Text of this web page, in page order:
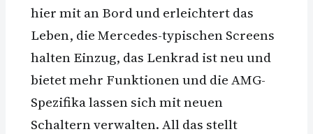
hier mit an Bord und erleichtert das
Leben, die Mercedes-typischen Screens
halten Einzug, das Lenkrad ist neu und
bietet mehr Funktionen und die AMG-
Spezifika lassen sich mit neuen
Schaltern verwalten. All das stellt